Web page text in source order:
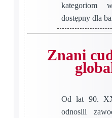
kategoriom
dostępny dla
Znani
Od lat 90.
odnosili